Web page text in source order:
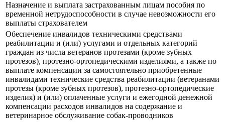
Назначение и выплата застрахованным лицам пособия по
временной нетрудоспособности в случае невозможности его
выплаты страхователем
Обеспечение инвалидов техническими средствами
реабилитации и (или) услугами и отдельных категорий
граждан из числа ветеранов протезами (кроме зубных
протезов), протезно-ортопедическими изделиями, а также по
выплате компенсации за самостоятельно приобретенные
инвалидами технические средства реабилитации (ветеранами
протезы (кроме зубных протезов), протезно-ортопедические
изделия) и (или) оплаченные услуги и ежегодной денежной
компенсации расходов инвалидов на содержание и
ветеринарное обслуживание собак-проводников